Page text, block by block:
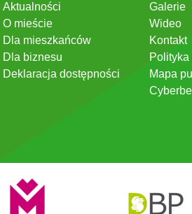
Aktualności
O mieście
Dla mieszkańców
Dla biznesu
Deklaracja dostępności
Galerie
Wideo
Kontakt
Mapa